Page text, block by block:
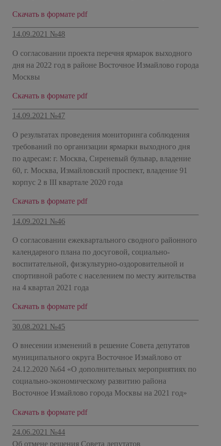
Скачать в формате pdf
14.09.2021 №48
О согласовании проекта перечня ярмарок выходного
дня на 2022 год в районе Восточное Измайлово города
Москвы
Скачать в формате pdf
14.09.2021 №47
О результатах проведения мониторинга соблюдения
требований по организации ярмарки выходного дня
по адресам: г. Москва, Сиреневый бульвар, владение
60, г. Москва, Измайловский проспект, владение 91
корпус 2 в III квартале 2020 года
Скачать в формате pdf
14.09.2021 №46
О согласовании ежеквартального сводного районного
календарного плана по досуговой, социально-
воспитательной, физкультурно-оздоровительной и
спортивной работе с населением по месту жительства
на 4 квартал 2021 года
Скачать в формате pdf
30.08.2021 №45
О внесении изменений в решение Совета депутатов
муниципального округа Восточное Измайлово от
24.12.2020 №64 «О дополнительных мероприятиях по
социально-экономическому развитию района
Восточное Измайлово города Москвы на 2021 год»
Скачать в формате pdf
24.06.2021 №44
Об отмене решения Совета депутатов